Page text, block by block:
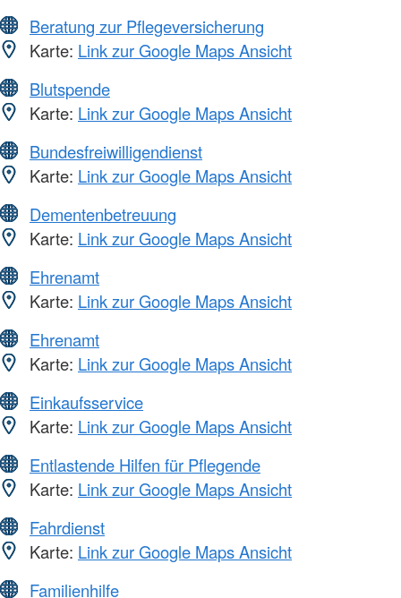
Beratung zur Pflegeversicherung
Karte: Link zur Google Maps Ansicht
Blutspende
Karte: Link zur Google Maps Ansicht
Bundesfreiwilligendienst
Karte: Link zur Google Maps Ansicht
Dementenbetreuung
Karte: Link zur Google Maps Ansicht
Ehrenamt
Karte: Link zur Google Maps Ansicht
Ehrenamt
Karte: Link zur Google Maps Ansicht
Einkaufsservice
Karte: Link zur Google Maps Ansicht
Entlastende Hilfen für Pflegende
Karte: Link zur Google Maps Ansicht
Fahrdienst
Karte: Link zur Google Maps Ansicht
Familienhilfe